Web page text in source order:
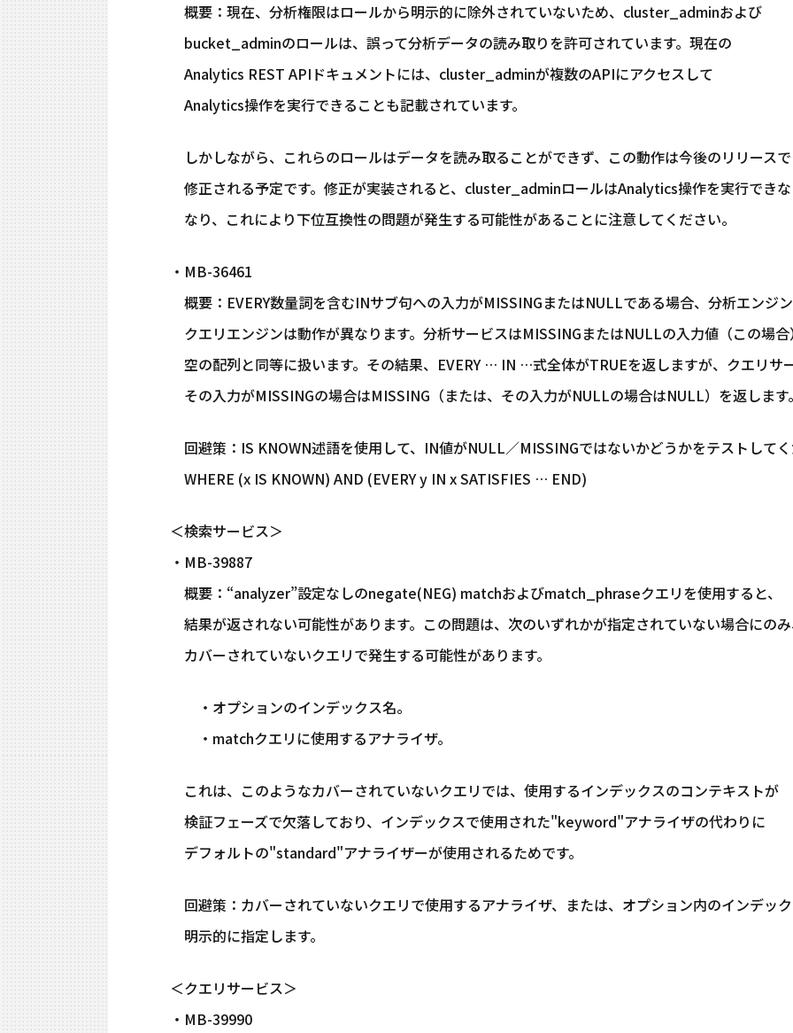
概要：現在、分析権限はロールから明示的に除外されていないため、cluster_adminおよび
bucket_adminのロールは、誤って分析データの読み取りを許可されています。現在の
Analytics REST APIドキュメントには、cluster_adminが複数のAPIにアクセスして
Analytics操作を実行できることも記載されています。
しかしながら、これらのロールはデータを読み取ることができず、この動作は今後のリリースで
修正される予定です。修正が実装されると、cluster_adminロールはAnalytics操作を実行でき
なり、これにより下位互換性の問題が発生する可能性があることに注意してください。
・MB-36461
概要：EVERY数量詞を含むINサブ句への入力がMISSINGまたはNULLである場合、分析エンジ
クエリエンジンは動作が異なります。分析サービスはMISSINGまたはNULLの入力値（この場
空の配列と同等に扱います。その結果、EVERY … IN …式全体がTRUEを返しますが、クエリサ
その入力がMISSINGの場合はMISSING（または、その入力がNULLの場合はNULL）を返します
回避策：IS KNOWN述語を使用して、IN値がNULL／MISSINGではないかどうかをテストして
WHERE (x IS KNOWN) AND (EVERY y IN x SATISFIES …​ END)
＜検索サービス＞
・MB-39887
概要：“analyzer”設定なしのnegate(NEG) matchおよびmatch_phraseクエリを使用すると、
結果が返されない可能性があります。この問題は、次のいずれかが指定されていない場合にの
カバーされていないクエリで発生する可能性があります。
・オプションのインデックス名。
・matchクエリに使用するアナライザ。
これは、このようなカバーされていないクエリでは、使用するインデックスのコンテキストが
検証フェーズで欠落しており、インデックスで使用された"keyword"アナライザの代わりに
デフォルトの"standard"アナライザーが使用されるためです。
回避策：カバーされていないクエリで使用するアナライザ、または、オプション内のインデッ
明示的に指定します。
＜クエリサービス＞
・MB-39990